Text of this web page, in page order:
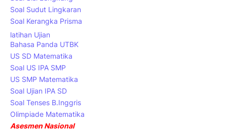
Soal Sudut Lingkaran
Soal Kerangka Prisma
latihan Ujian
Bahasa Panda UTBK
US SD Matematika
Soal US IPA SMP
US SMP Matematika
Soal Ujian IPA SD
Soal Tenses B.Inggris
Olimpiade Matematika
Asesmen Nasional